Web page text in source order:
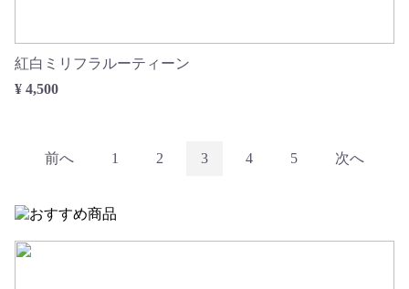
紅白ミリフラルーティーン
¥ 4,500
前へ 1 2 3 4 5 次へ